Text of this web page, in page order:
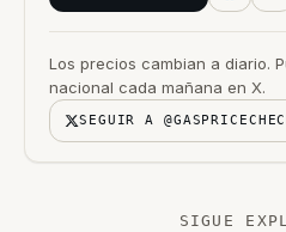
Los precios cambian a diario.
nacional cada mañana en X.
SEGUIR A
SIGUE